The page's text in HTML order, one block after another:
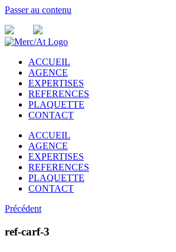
Passer au contenu
ACCUEIL
AGENCE
EXPERTISES
REFERENCES
PLAQUETTE
CONTACT
ACCUEIL
AGENCE
EXPERTISES
REFERENCES
PLAQUETTE
CONTACT
Précédent
ref-carf-3